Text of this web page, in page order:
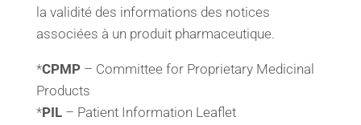
la validité des informations des notices
associées à un produit pharmaceutique.
*CPMP– Committee for Proprietary Medicinal
Products
*PIL– Patient Information Leaflet